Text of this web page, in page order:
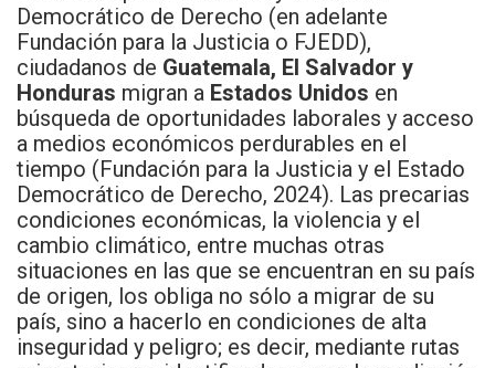
Democrático de Derecho (en adelante
Fundación para la Justicia o FJEDD),
ciudadanos de Guatemala, El Salvador y
Honduras migran a Estados Unidos en
búsqueda de oportunidades laborales y acceso
a medios económicos perdurables en el
tiempo (Fundación para la Justicia y el Estado
Democrático de Derecho, 2024). Las precarias
condiciones económicas, la violencia y el
cambio climático, entre muchas otras
situaciones en las que se encuentran en su país
de origen, los obliga no sólo a migrar de su
país, sino a hacerlo en condiciones de alta
inseguridad y peligro; es decir, mediante rutas